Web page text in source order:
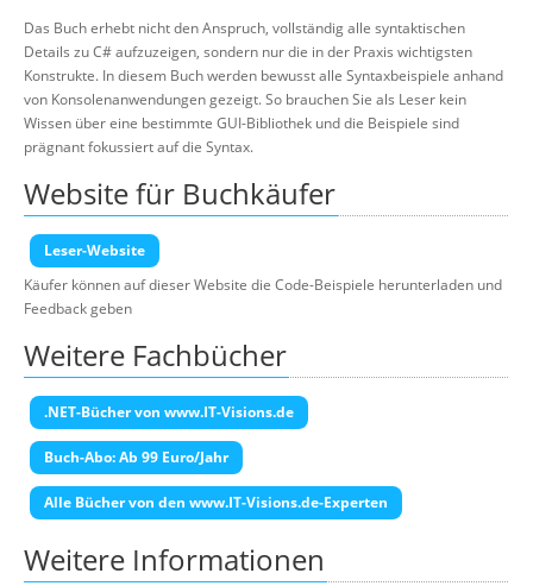
Das Buch erhebt nicht den Anspruch, vollständig alle syntaktischen
Details zu C# aufzuzeigen, sondern nur die in der Praxis wichtigsten
Konstrukte. In diesem Buch werden bewusst alle Syntaxbeispiele anhand
von Konsolenanwendungen gezeigt. So brauchen Sie als Leser kein
Wissen über eine bestimmte GUI-Bibliothek und die Beispiele sind
prägnant fokussiert auf die Syntax.
Website für Buchkäufer
Leser-Website
Käufer können auf dieser Website die Code-Beispiele herunterladen und
Feedback geben
Weitere Fachbücher
.NET-Bücher von www.IT-Visions.de
Buch-Abo: Ab 99 Euro/Jahr
Alle Bücher von den www.IT-Visions.de-Experten
Weitere Informationen